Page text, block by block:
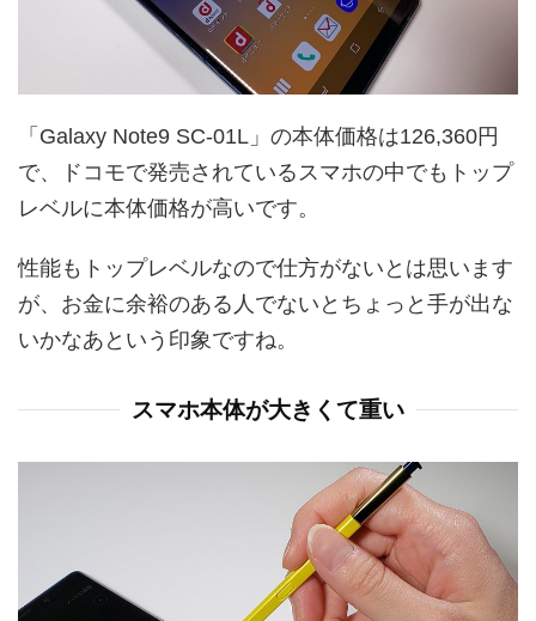
「Galaxy Note9 SC-01L」の本体価格は126,360円
で、ドコモで発売されているスマホの中でもトップ
レベルに本体価格が高いです。
性能もトップレベルなので仕方がないとは思います
が、お金に余裕のある人でないとちょっと手が出な
いかなあという印象ですね。
スマホ本体が大きくて重い